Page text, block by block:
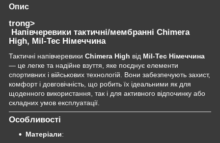
Опис
trong>
Напівчеревики тактичні/мембранні Chimera
High, Mil-Tec Німеччина
Тактичні напівчеревики Chimera High від Mil-Tec Німеччина
— це легке та надійне взуття, яке поєднує елементи
спортивних і військових технологій. Вони забезпечують захист,
комфорт і довговічність, що робить їх ідеальними як для
щоденного використання, так і для активного відпочинку або
складних умов експлуатації.
Особливості
Матеріали: